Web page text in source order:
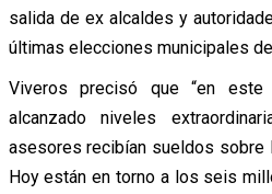
salida de ex alcaldes y
últimas elecciones municipales
Viveros precisó que “en este
alcanzado niveles
asesores recibían sueldos
Hoy están en torno a los seis